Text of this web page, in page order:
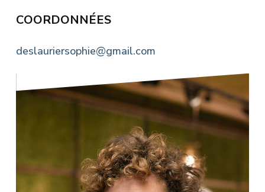
COORDONNÉES
deslauriersophie@gmail.com